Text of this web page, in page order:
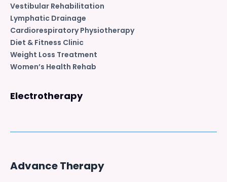
Vestibular Rehabilitation
Lymphatic Drainage
Cardiorespiratory Physiotherapy
Diet & Fitness Clinic
Weight Loss Treatment
Women’s Health Rehab
Electrotherapy
Advance Therapy